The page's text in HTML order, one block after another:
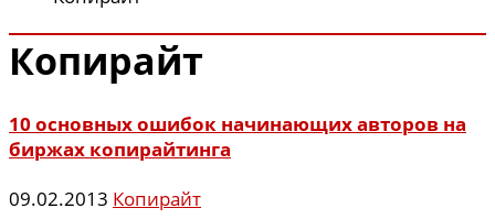
Копирайт
10 основных ошибок начинающих авторов на
биржах копирайтинга
09.02.2013 Копирайт